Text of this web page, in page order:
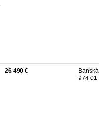
26 490 €
974 01